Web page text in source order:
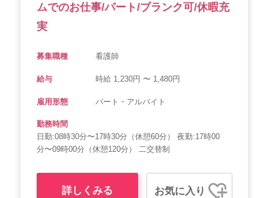
ムでのお仕事/パート/ブランク可/休暇充
実
募集職種 看護師
給与 時給 1,230円 〜 1,480円
雇用形態 パート・アルバイト
勤務時間
日勤:08時30分〜17時30分（休憩60分） 夜勤:17時00
分〜09時00分（休憩120分） 二交替制
詳しくみる お気に入り